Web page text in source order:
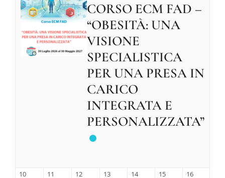
CORSO ECM FAD –
“OBESITÀ: UNA
VISIONE
SPECIALISTICA
PER UNA PRESA IN
CARICO
INTEGRATA E
PERSONALIZZATA”
10 11 12 13 14 15 16